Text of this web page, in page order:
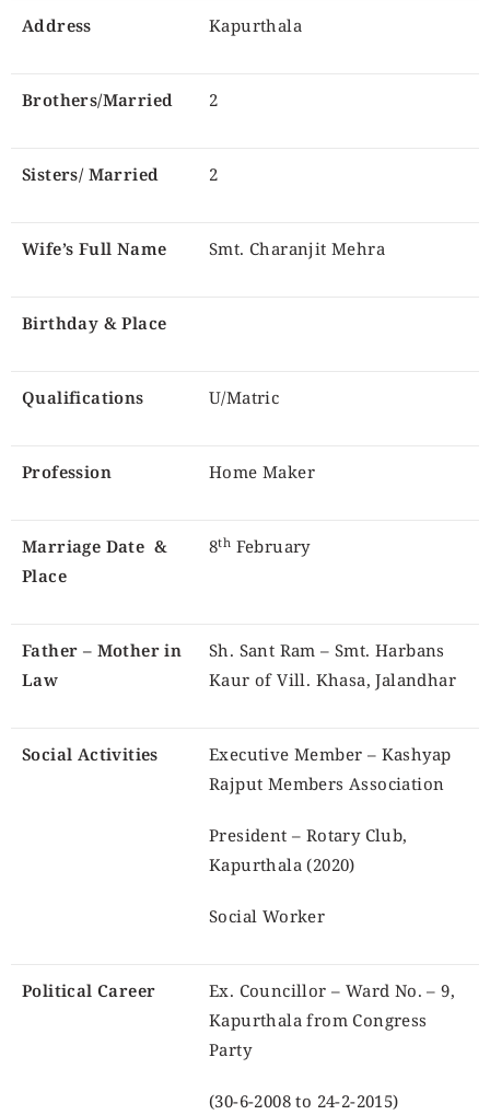
Address Kapurthala
Brothers/Married 2
Sisters/ Married 2
Wife’s Full Name Smt. Charanjit Mehra
Birthday & Place
Qualifications U/Matric
Profession Home Maker
Marriage Date &
Place
8th February
Father – Mother in
Law
Sh. Sant Ram – Smt. Harbans
Kaur of Vill. Khasa, Jalandhar
Social Activities
Executive Member – Kashyap
Rajput Members Association
President – Rotary Club,
Kapurthala (2020)
Social Worker
Political Career
Ex. Councillor – Ward No. – 9,
Kapurthala from Congress
Party
(30-6-2008 to 24-2-2015)